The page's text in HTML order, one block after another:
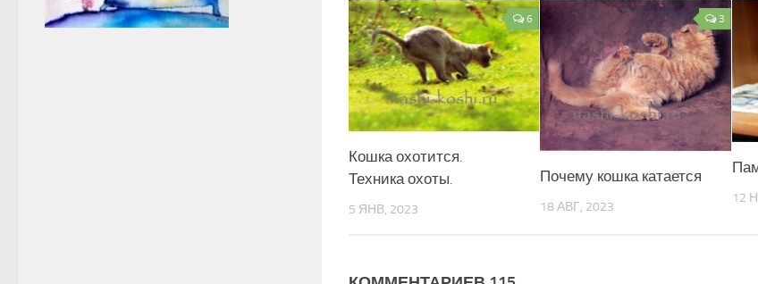
6
Кошка охотится.
Техника охоты.
5 ЯНВ, 2023
3
Почему кошка катается
18 АВГ, 2023
12